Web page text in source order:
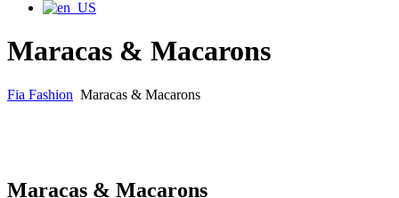
Maracas & Macarons
Fia Fashion Maracas & Macarons
Maracas & Macarons